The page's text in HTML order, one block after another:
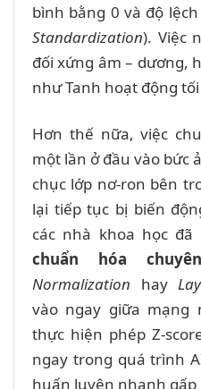
bình bằng 0 và độ
Standardization). Việc
đối xứng âm – dương,
như Tanh hoạt động
Hơn thế nữa, việc
một lần ở đầu vào bức
chục lớp nơ-ron bên
lại tiếp tục bị biến
các nhà khoa học
chuẩn hóa
Normalization hay
vào ngay giữa mạng
thực hiện phép Z-
ngay trong quá trình
huấn luyện nhanh gấp